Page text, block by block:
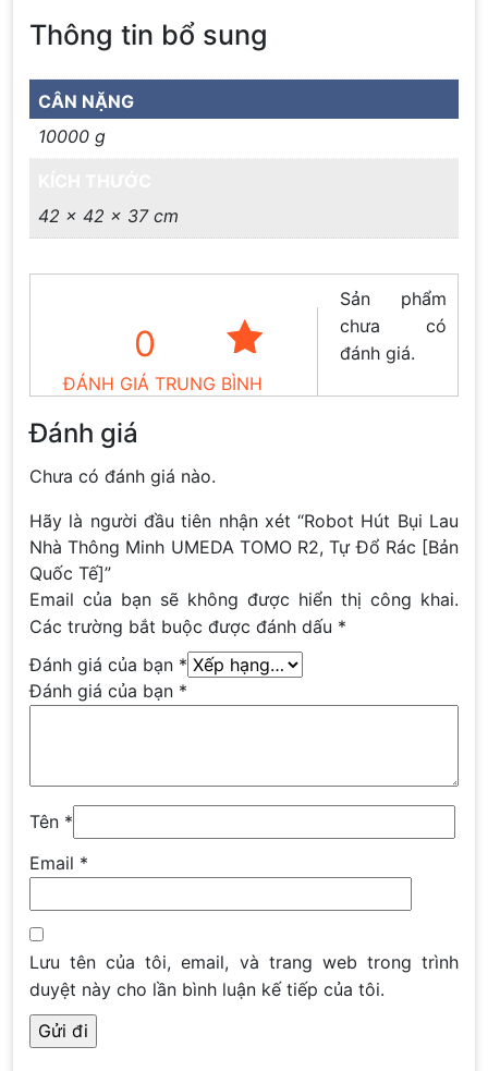
Thông tin bổ sung
CÂN NẶNG
10000 g
42 × 42 × 37 cm
0
ĐÁNH GIÁ TRUNG BÌNH
Sản phẩm
chưa có
đánh giá.
Đánh giá
Chưa có đánh giá nào.
Hãy là người đầu tiên nhận xét “Robot Hút Bụi Lau
Nhà Thông Minh UMEDA TOMO R2, Tự Đổ Rác [Bản
Quốc Tế]”
Email của bạn sẽ không được hiển thị công khai.
Các trường bắt buộc được đánh dấu *
Đánh giá của bạn *
Đánh giá của bạn *
Tên *
Email *
Lưu tên của tôi, email, và trang web trong trình
duyệt này cho lần bình luận kế tiếp của tôi.